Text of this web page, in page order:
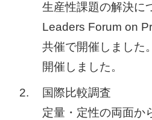
生産性課題の解決に
Leaders Forum on
共催で開催しました
開催しました。
2.
国際比較調査
定量・定性の両面か